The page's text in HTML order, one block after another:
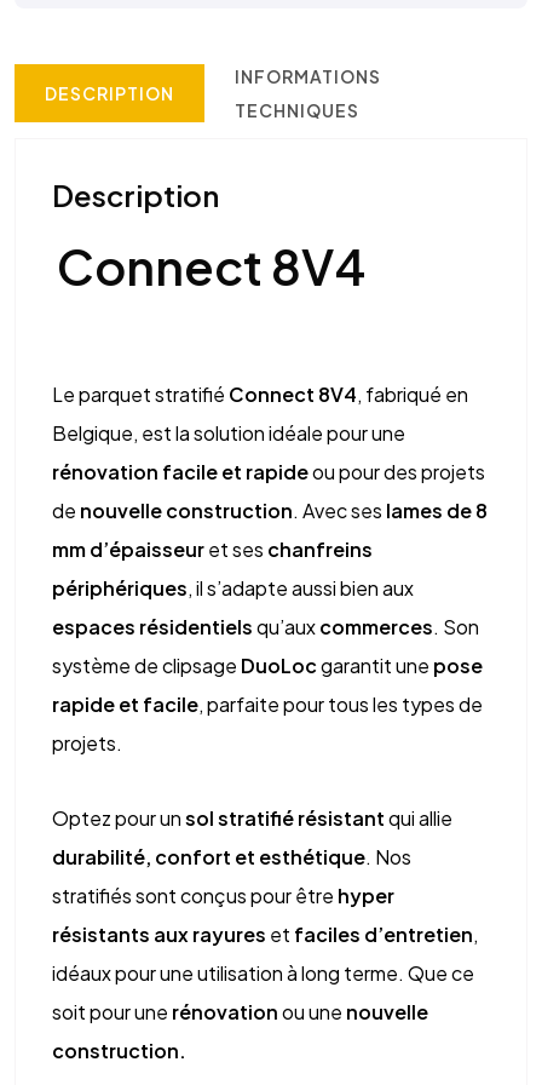
DESCRIPTION
INFORMATIONS
TECHNIQUES
Description
Connect 8V4
Le parquet stratifié Connect 8V4, fabriqué en
Belgique, est la solution idéale pour une
rénovation facile et rapideou pour des projets
de nouvelle construction. Avec ses lames de 8
mm d’épaisseuret ses chanfreins
périphériques, il s’adapte aussi bien aux
espaces résidentielsqu’auxcommerces. Son
système de clipsage DuoLocgarantit une pose
rapide et facile, parfaite pour tous les types de
projets.
Optez pour unsol stratifié résistantqui allie
durabilité, confort et esthétique. Nos
stratifiés sont conçus pour être hyper
résistants aux rayures et faciles d’entretien,
idéaux pour une utilisation à long terme. Que ce
soit pour une rénovationou une nouvelle
construction.